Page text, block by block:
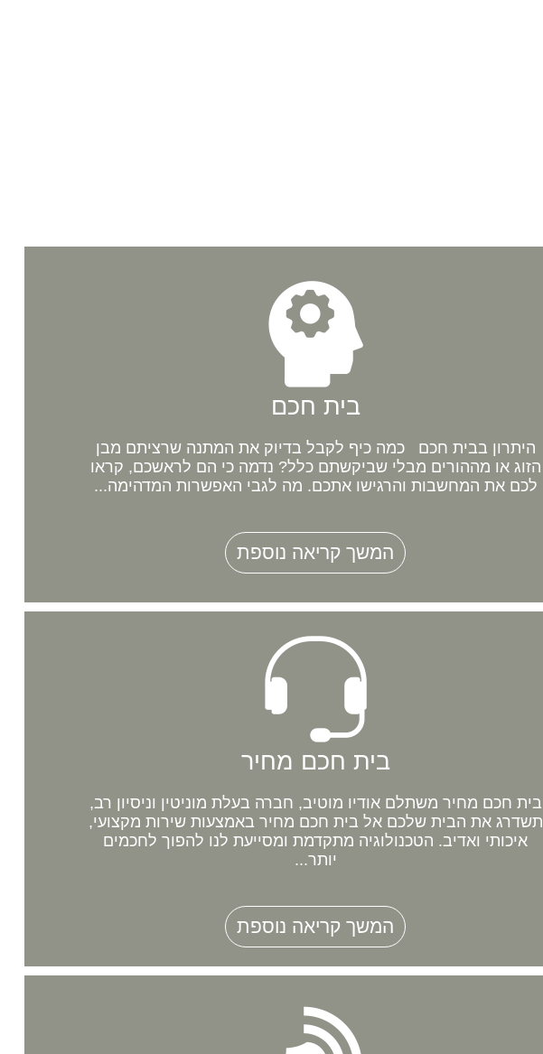
בית חכם
היתרון בבית חכם כמה כיף לקבל בדיוק את המתנה שרציתם מבן
הזוג או מההורים מבלי שביקשתם כלל? נדמה כי הם לראשכם, קראו
לכם את המחשבות והרגישו אתכם. מה לגבי האפשרות המדהימה...
המשך קריאה נוספת
בית חכם מחיר
בית חכם מחיר משתלם אודיו מוטיב, חברה בעלת מוניטין וניסיון רב,
תשדרג את הבית שלכם אל בית חכם מחיר באמצעות שירות מקצועי,
איכותי ואדיב. הטכנולוגיה מתקדמת ומסייעת לנו להפוך לחכמים
יותר...
המשך קריאה נוספת